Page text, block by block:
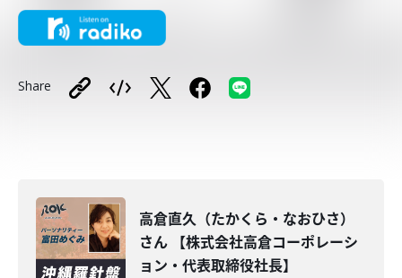
Share
高倉直久（たかくら・なおひさ）
さん 【株式会社高倉コーポレーシ
ョン・代表取締役社長】